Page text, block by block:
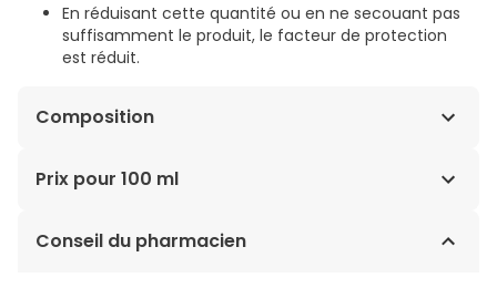
En réduisant cette quantité ou en ne secouant pas
suffisamment le produit, le facteur de protection
est réduit.
Composition
AQUA (WATER), DIBUTYL ADIPATE, ISOHEXADECANE,
METHOXYDIBENZOYLMETHANE, ETHYLHEXYL SALICYLATE,
Prix pour 100 ml
10,49€ / 100 ml
Conseil du pharmacien